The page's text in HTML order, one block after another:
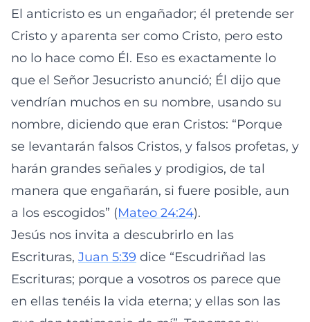
El anticristo es un engañador; él pretende ser
Cristo y aparenta ser como Cristo, pero esto
no lo hace como Él. Eso es exactamente lo
que el Señor Jesucristo anunció; Él dijo que
vendrían muchos en su nombre, usando su
nombre, diciendo que eran Cristos: “Porque
se levantarán falsos Cristos, y falsos profetas, y
harán grandes señales y prodigios, de tal
manera que engañarán, si fuere posible, aun
a los escogidos” (Mateo 24:24).
Jesús nos invita a descubrirlo en las
Escrituras, Juan 5:39 dice “Escudriñad las
Escrituras; porque a vosotros os parece que
en ellas tenéis la vida eterna; y ellas son las